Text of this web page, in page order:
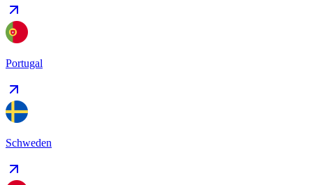
Portugal
Schweden